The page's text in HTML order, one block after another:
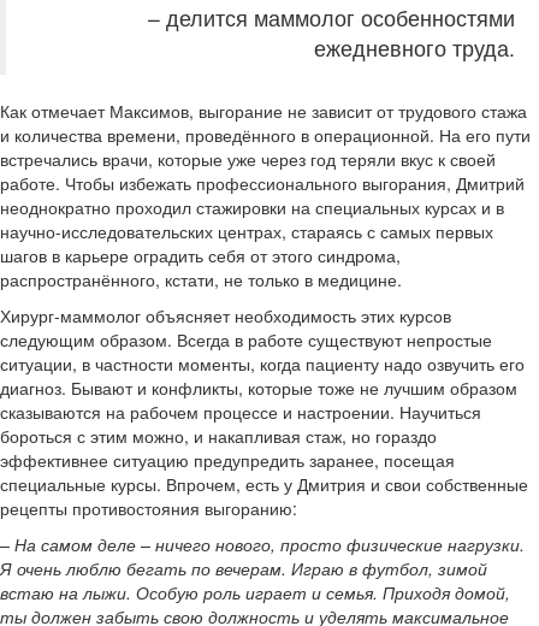
– делится маммолог особенностями
ежедневного труда.
Как отмечает Максимов, выгорание не зависит от трудового стажа
и количества времени, проведённого в операционной. На его пути
встречались врачи, которые уже через год теряли вкус к своей
работе. Чтобы избежать профессионального выгорания, Дмитрий
неоднократно проходил стажировки на специальных курсах и в
научно-исследовательских центрах, стараясь с самых первых
шагов в карьере оградить себя от этого синдрома,
распространённого, кстати, не только в медицине.
Хирург-маммолог объясняет необходимость этих курсов
следующим образом. Всегда в работе существуют непростые
ситуации, в частности моменты, когда пациенту надо озвучить его
диагноз. Бывают и конфликты, которые тоже не лучшим образом
сказываются на рабочем процессе и настроении. Научиться
бороться с этим можно, и накапливая стаж, но гораздо
эффективнее ситуацию предупредить заранее, посещая
специальные курсы. Впрочем, есть у Дмитрия и свои собственные
рецепты противостояния выгоранию:
– На самом деле – ничего нового, просто физические нагрузки.
Я очень люблю бегать по вечерам. Играю в футбол, зимой
встаю на лыжи. Особую роль играет и семья. Приходя домой,
ты должен забыть свою должность и уделять максимальное